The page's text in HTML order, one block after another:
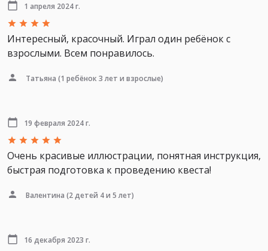
1 апреля 2024 г.
Интересный, красочный. Играл один ребёнок с
взрослыми. Всем понравилось.
Татьяна (1 ребёнок 3 лет и взрослые)
19 февраля 2024 г.
Очень красивые иллюстрации, понятная инструкция,
быстрая подготовка к проведению квеста!
Валентина (2 детей 4 и 5 лет)
16 декабря 2023 г.